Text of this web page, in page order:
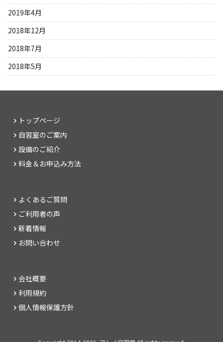
2019年4月
2018年12月
2018年7月
2018年5月
トップページ
自習室のご案内
設備のご紹介
料金＆お申込み方法
よくあるご質問
ご利用者の声
新着情報
お問い合わせ
会社概要
利用規約
個人情報保護方針